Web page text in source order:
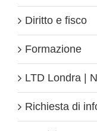
Diritto e fisco
Formazione
LTD Londra |
Richiesta di